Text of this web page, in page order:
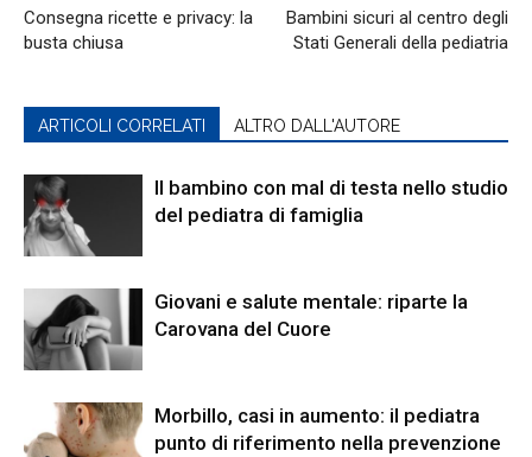
Consegna ricette e privacy: la
busta chiusa
Bambini sicuri al centro degli
Stati Generali della pediatria
ARTICOLI CORRELATI ALTRO DALL'AUTORE
Il bambino con mal di testa nello studio
del pediatra di famiglia
Giovani e salute mentale: riparte la
Carovana del Cuore
Morbillo, casi in aumento: il pediatra
punto di riferimento nella prevenzione